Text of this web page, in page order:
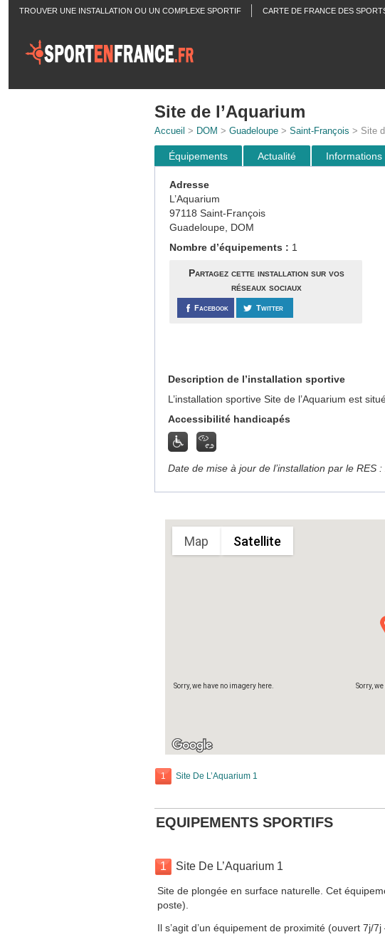
TROUVER UNE INSTALLATION OU UN COMPLEXE SPORTIF CARTE DE FRANCE DES
Site de l’Aquarium
Accueil > DOM > Guadeloupe> Saint-François > Site
Équipements Actualité Informations
Adresse
L’Aquarium
97118 Saint-François
Guadeloupe, DOM
Nombre d’équipements : 1
Partagez cette installation sur vos
réseaux sociaux
Facebook Twitter
Description de l’installation sportive
L’installation sportive Site de l’Aquarium est
Accessibilité handicapés
Date de mise à jour de l’installation par le RES
Sorry,
Sorry, we have no imagery here.
Map Satellite
1 Site De L’Aquarium 1
EQUIPEMENTS SPORTIFS
1 Site De L’Aquarium 1
Site de plongée en surface naturelle. Cet
poste).
Il s’agit d’un équipement de proximité (ouvert 7j/7j